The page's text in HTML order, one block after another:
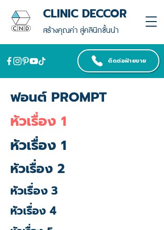
สร้างคุณค่า สู่คลินิกชั้นนำ
CLINIC DECCOR
ติดต่อฝ่ายขาย
ฟอนต์ PROMPT
หัวเรื่อง 1
หัวเรื่อง 1
หัวเรื่อง 2
หัวเรื่อง 3
หัวเรื่อง 4